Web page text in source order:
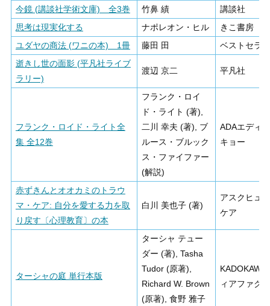
今鏡 (講談社学術文庫) 全3巻 竹鼻 績
講談社
思考は現実化する
ナポレオン・ヒル
きこ書房
ユダヤの商法 (ワニの本) 1冊
藤田 田
ベストセラ
逝きし世の面影 (平凡社ライブ
ラリー)
渡辺 京二 平凡社
フランク・ロイド・ライト全
集 全12巻
フランク・ロイ
ド・ライト (著),
二川 幸夫 (著), ブ
ルース・ブルック
ス・ファイファー
(解説)
ADAエディ
キョー
赤ずきんとオオカミのトラウ
マ・ケア: 自分を愛する力を取
り戻す〔心理教育〕の本
白川 美也子 (著)
アスクヒュ
ケア
ターシャの庭 単行本版
ターシャ テュー
ダー (著), Tasha
Tudor (原著),
Richard W. Brown
(原著), 食野 雅子
ィアファク